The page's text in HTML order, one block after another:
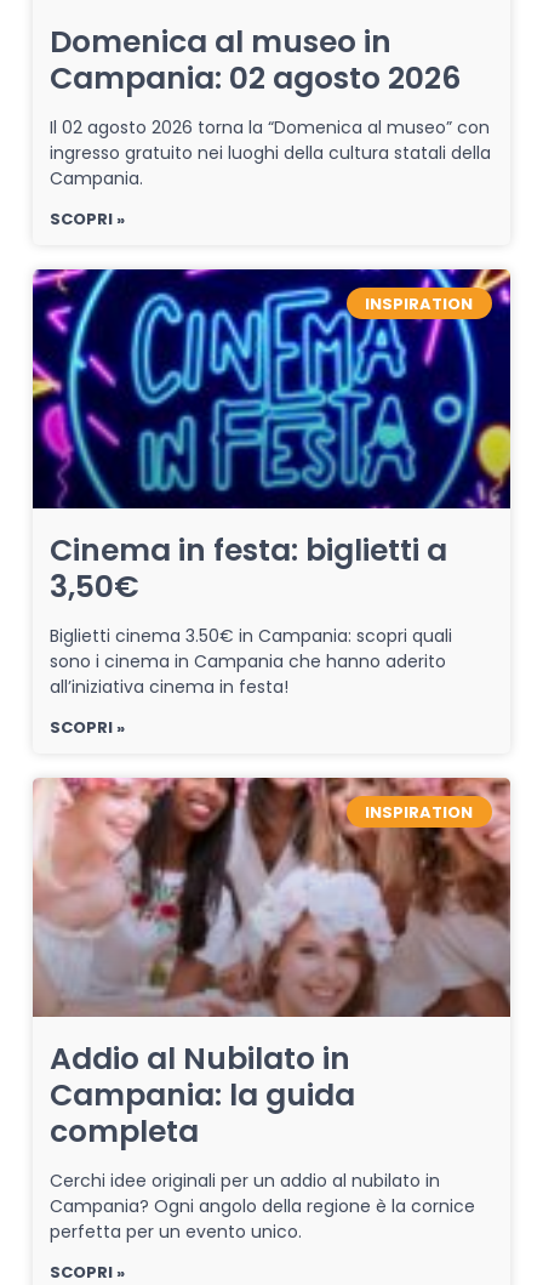
Domenica al museo in
Campania: 02 agosto 2026
Il 02 agosto 2026 torna la “Domenica al museo” con
ingresso gratuito nei luoghi della cultura statali della
Campania.
SCOPRI »
INSPIRATION
Cinema in festa: biglietti a
3,50€
Biglietti cinema 3.50€ in Campania: scopri quali
sono i cinema in Campania che hanno aderito
all’iniziativa cinema in festa!
SCOPRI »
INSPIRATION
Addio al Nubilato in
Campania: la guida
completa
Cerchi idee originali per un addio al nubilato in
Campania? Ogni angolo della regione è la cornice
perfetta per un evento unico.
SCOPRI »